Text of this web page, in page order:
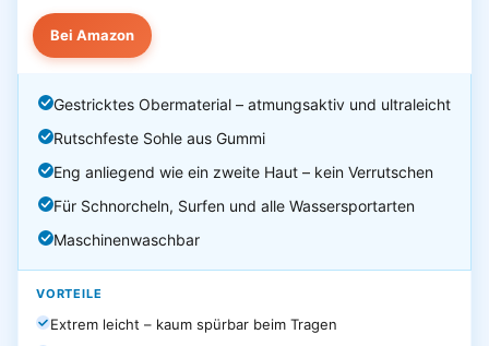
Bei Amazon
Gestricktes Obermaterial – atmungsaktiv und ultraleicht
Rutschfeste Sohle aus Gummi
Eng anliegend wie ein zweite Haut – kein Verrutschen
Für Schnorcheln, Surfen und alle Wassersportarten
Maschinenwaschbar
VORTEILE
Extrem leicht – kaum spürbar beim Tragen